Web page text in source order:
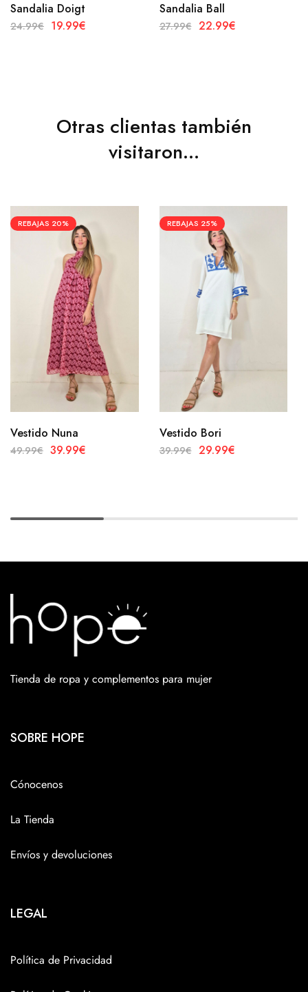
Sandalia Doigt
24.99€ 19.99€
Sandalia Ball
27.99€ 22.99€
Otras clientas también
visitaron...
REBAJAS 20%
Vestido Nuna
49.99€ 39.99€
REBAJAS 25%
Vestido Bori
39.99€ 29.99€
Tienda de ropa y complementos para mujer
SOBRE HOPE
Cónocenos
La Tienda
Envíos y devoluciones
LEGAL
Política de Privacidad